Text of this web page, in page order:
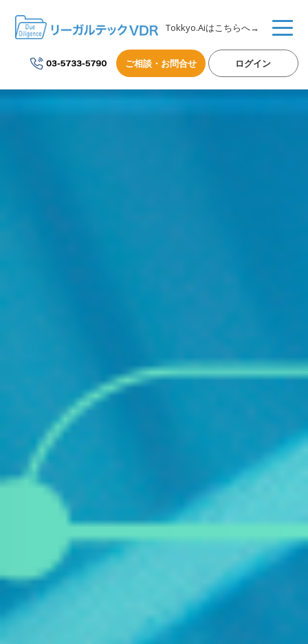
Tokkyo.Aiはこちらへ→
ご相談・お問合せ ログイン